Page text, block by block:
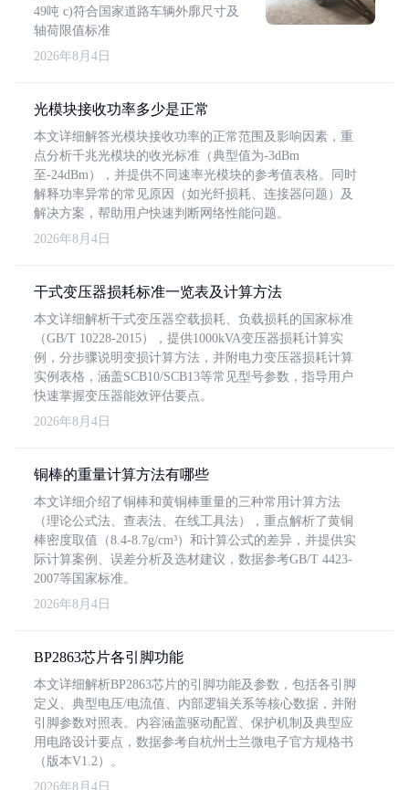
49吨 c)符合国家道路车辆外廓尺寸及
轴荷限值标准
2026年8月4日
光模块接收功率多少是正常
本文详细解答光模块接收功率的正常范围及影响因素，重
点分析千兆光模块的收光标准（典型值为-3dBm
至-24dBm），并提供不同速率光模块的参考值表格。同时
解释功率异常的常见原因（如光纤损耗、连接器问题）及
解决方案，帮助用户快速判断网络性能问题。
2026年8月4日
干式变压器损耗标准一览表及计算方法
本文详细解析干式变压器空载损耗、负载损耗的国家标准
（GB/T 10228-2015），提供1000kVA变压器损耗计算实
例，分步骤说明变损计算方法，并附电力变压器损耗计算
实例表格，涵盖SCB10/SCB13等常见型号参数，指导用户
快速掌握变压器能效评估要点。
2026年8月4日
铜棒的重量计算方法有哪些
本文详细介绍了铜棒和黄铜棒重量的三种常用计算方法
（理论公式法、查表法、在线工具法），重点解析了黄铜
棒密度取值（8.4-8.7g/cm³）和计算公式的差异，并提供实
际计算案例、误差分析及选材建议，数据参考GB/T 4423-
2007等国家标准。
2026年8月4日
BP2863芯片各引脚功能
本文详细解析BP2863芯片的引脚功能及参数，包括各引脚
定义、典型电压/电流值、内部逻辑关系等核心数据，并附
引脚参数对照表。内容涵盖驱动配置、保护机制及典型应
用电路设计要点，数据参考自杭州士兰微电子官方规格书
（版本V1.2）。
2026年8月4日